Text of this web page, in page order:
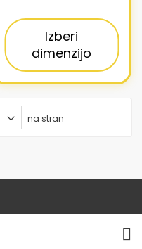
Izberi
dimenzijo
na stran